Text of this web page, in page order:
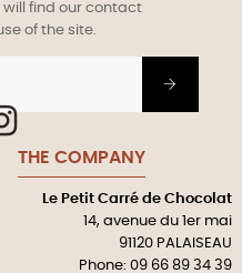
will find our contact
of the site.
THE COMPANY
Le Petit Carré de Chocolat
14, avenue du 1er mai
91120 PALAISEAU
Phone: 09 66 89 34 39